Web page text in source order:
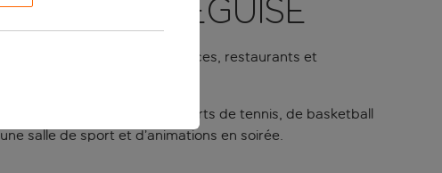
Costa Teguise
un accès facile aux commerces, restaurants et
notamment des courts de tennis, de basketball
salle de sport et d’animations en soirée.